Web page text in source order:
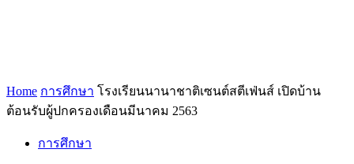
Home การศึกษา โรงเรียนนานาชาติเซนต์สตีเฟ่นส์ เปิดบ้าน
ต้อนรับผู้ปกครองเดือนมีนาคม 2563
การศึกษา